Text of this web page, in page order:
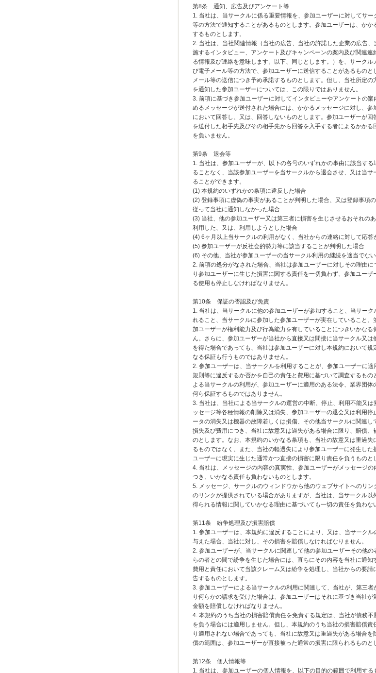
第8条 通知、広告及びアンケート等
1. 当社は、当サークルに係る重要情報を、参加ユーザーに対してサ
等の方法で通知することがあるものとします。参加ユーザーは、かか
するものとします。
2. 当社は、当社関連情報（当社の広告、当社の許諾した企業の広告
施するインタビュー、アンケート及びキャンペーンの案内及び関連連
る情報及び連絡を意味します。以下、同じとします。）を、サークル
び電子メール等の方法で、参加ユーザーに送信することがあるものと
メール等の送信につき予め承諾するものとします。但し、当社所定
を通知した参加ユーザーについては、この限りではありません。
3. 前項に基づき参加ユーザーに対してインタビューやアンケートの
めるメッセージが送付された場合には、かかるメッセージに対し、参
において回答し、又は、回答しないものとします。参加ユーザーが
を送付した相手先及びその相手先から回答を入手する者によるかか
を負いません。
第9条 退会等
1. 当社は、参加ユーザーが、以下の各号のいずれかの事由に該当す
ることなく、当該参加ユーザーを当サークルから退会させ、又は当
ることができます。
(1) 本規約のいずれかの条項に違反した場合
(2) 登録事項に虚偽の事実があることが判明した場合、又は登録事項
従って当社に通知しなかった場合
(3) 当社、他の参加ユーザー又は第三者に損害を生じさせるおそれの
利用した、又は、利用しようとした場合
(4) 6ヶ月以上当サークルの利用がなく、当社からの連絡に対して応答
(5) 参加ユーザーが反社会的勢力等に該当することが判明した場合
(6) その他、当社が参加ユーザーの当サークル利用の継続を適当でな
2. 前項の処分がなされた場合、当社は参加ユーザーに対しその理由に
り参加ユーザーに生じた損害に関する責任を一切負わず、参加ユーザ
る使用も停止しなければなりません。
第10条 保証の否認及び免責
1. 当社は、当サークルに他の参加ユーザーが参加すること、当サー
れること、当サークルに参加した参加ユーザーが実在していること、
加ユーザーが権利能力及び行為能力を有していることにつきいかなる
ん。さらに、参加ユーザーが当社から直接又は間接に当サークル又は
を得た場合であっても、当社は参加ユーザーに対し本規約において
なる保証も行うものではありません。
2. 参加ユーザーは、当サークルを利用することが、参加ユーザーに
規則等に違反するか否かを自己の責任と費用に基づいて調査するもの
よる当サークルの利用が、参加ユーザーに適用のある法令、業界団体
何ら保証するものではありません。
3. 当社は、当社による当サークルの運営の中断、停止、利用不能又は
ッセージ等各種情報の削除又は消失、参加ユーザーの退会又は利用
ータの消失又は機器の故障若しくは損傷、その他当サークルに関連し
損失及び費用につき、当社に故意又は過失がある場合に限り、賠償、
のとします。なお、本規約のいかなる条項も、当社の故意又は重過失
るものではなく、また、当社の軽過失により参加ユーザーに発生した
ユーザーに現実に生じた通常かつ直接の損害に限り責任を負うものと
4. 当社は、メッセージの内容の真実性、参加ユーザーがメッセージ
つき、いかなる責任も負わないものとします。
5. メッセージ、サークルのウィンドウから他のウェブサイトへのリ
のリンクが提供されている場合がありますが、当社は、当サークル以
得られる情報に関していかなる理由に基づいても一切の責任を負わな
第11条 紛争処理及び損害賠償
1. 参加ユーザーは、本規約に違反することにより、又は、当サーク
与えた場合、当社に対し、その損害を賠償しなければなりません。
2. 参加ユーザーが、当サークルに関連して他の参加ユーザーその他
らの者との間で紛争を生じた場合には、直ちにその内容を当社に通
費用と責任において当該クレーム又は紛争を処理し、当社からの要請
告するものとします。
3. 参加ユーザーによる当サークルの利用に関連して、当社が、第三者
り何らかの請求を受けた場合は、参加ユーザーはそれに基づき当社が
金額を賠償しなければなりません。
4. 本規約のうち当社の損害賠償責任を免責する規定は、当社が債務
を負う場合には適用しません。但し、本規約のうち当社の損害賠償責
り適用されない場合であっても、当社に故意又は重過失がある場合
償の範囲は、参加ユーザーが直接被った通常の損害に限られるものと
第12条 個人情報等
1. 当社は、参加ユーザーの個人情報を、以下の目的の範囲で利用する